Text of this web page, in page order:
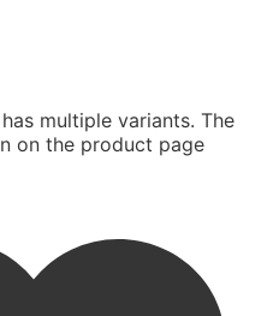
multiple variants. The
on the product page